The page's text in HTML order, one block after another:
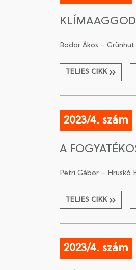
Bodor Ákos –
TELJES CIKK
2023/4. szám
A
Petri Gábor – Hruskó
TELJES CIKK
2023/4. szám